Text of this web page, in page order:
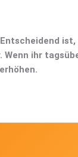
ihr